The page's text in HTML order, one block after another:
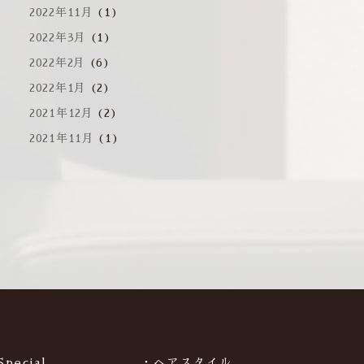
2022年11月 (1)
2022年3月 (1)
2022年2月 (6)
2022年1月 (2)
2021年12月 (2)
2021年11月 (1)